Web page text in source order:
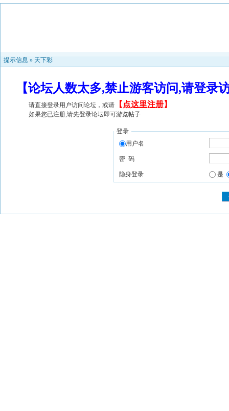
提示信息 » 天下彩
【论坛人数太多,禁止游客访问,请登
请直接登录用户访问论坛，或请 【 点这里注册】
如果您已注册,请先登录论坛即可游览帖子
登录
用户名
密 码
隐身登录 是